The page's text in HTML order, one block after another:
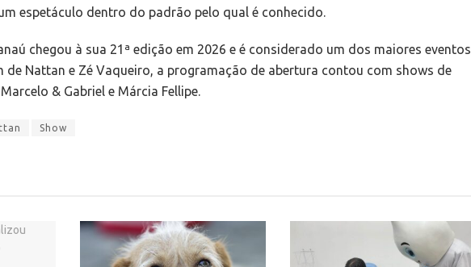
espetáculo dentro do padrão pelo qual é conhecido.
chegou à sua 21ª edição em 2026 e é considerado um dos maiores eventos
de Nattan e Zé Vaqueiro, a programação de abertura contou com shows de
& Gabriel e Márcia Fellipe.
Show